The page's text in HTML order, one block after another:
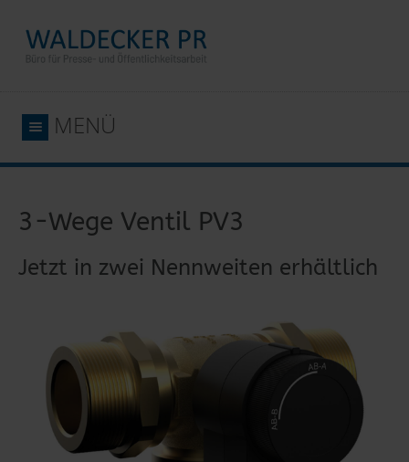
MENÜ
3-Wege Ventil PV3
Jetzt in zwei Nennweiten erhältlich